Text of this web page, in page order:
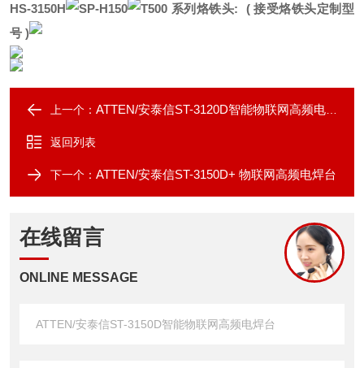
HS-3150H SP-H150 T500 系列烙铁头: ( 接受烙铁头定制型
号 )
上一个： ATTEN/安泰信ST-3120D智能物联网高频电焊台
返回列表
下一个： ATTEN/安泰信ST-3150D+ 物联网高频电焊台
在线留言
ONLINE MESSAGE